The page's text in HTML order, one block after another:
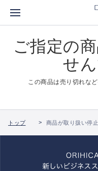
ご指定の
せん
この商品は売り切れな
トップ 商品が取り扱い停